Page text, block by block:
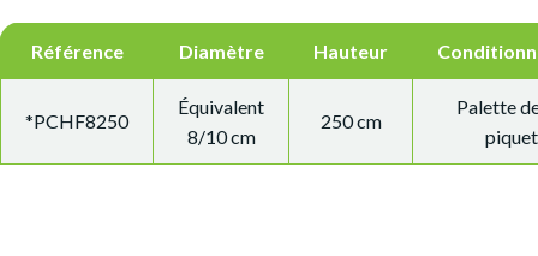
Référence Diamètre Hauteur
*PCHF8250
Équivalent
8/10 cm
250 cm
Palette